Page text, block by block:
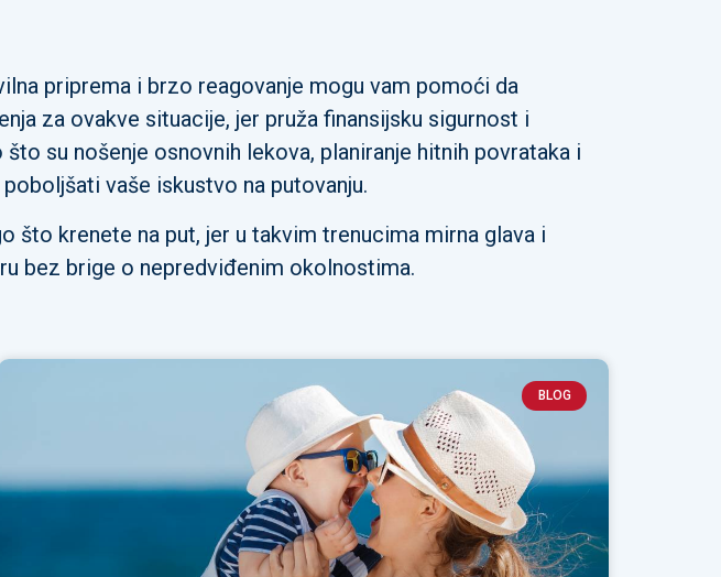
priprema i brzo reagovanje mogu vam pomoći da
za ovakve situacije, jer pruža finansijsku sigurnost i
su nošenje osnovnih lekova, planiranje hitnih povrataka i
vaše iskustvo na putovanju.
što krenete na put, jer u takvim trenucima mirna glava i
bez brige o nepredviđenim okolnostima.
BLOG